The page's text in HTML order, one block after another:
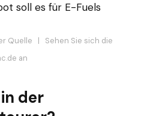
soll es für E-Fuels
Quelle | Sehen Sie sich die
an
der